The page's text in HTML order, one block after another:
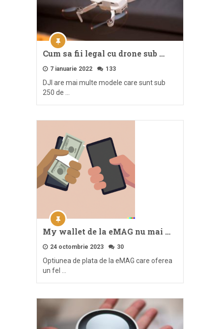
Cum sa fii legal cu drone sub …
7 ianuarie 2022 133
DJI are mai multe modele care sunt sub
250 de …
My wallet de la eMAG nu mai …
24 octombrie 2023 30
Optiunea de plata de la eMAG care oferea
un fel …